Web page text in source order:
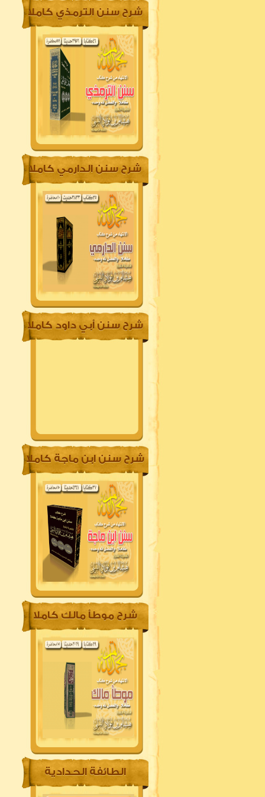
شرح سنن الترمذي كاملا
شرح سنن الدارمي كاملا
شرح سنن أبي داود كاملا
شرح سنن ابن ماجة كاملا
شرح موطأ مالك كاملا
الطائفة الحدادية